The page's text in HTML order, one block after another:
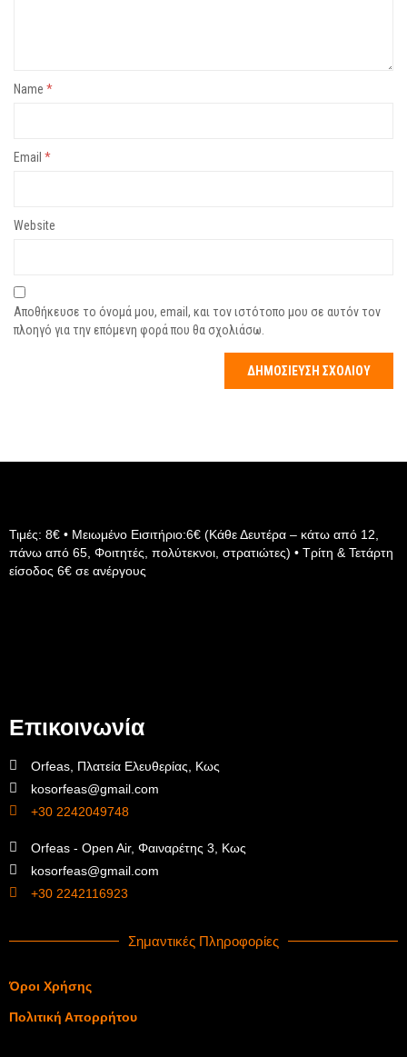
Name *
Email *
Website
Αποθήκευσε το όνομά μου, email, και τον ιστότοπο μου σε αυτόν τον
πλοηγό για την επόμενη φορά που θα σχολιάσω.
Τιμές: 8€ • Μειωμένο Εισιτήριο:6€ (Κάθε Δευτέρα – κάτω από 12,
πάνω από 65, Φοιτητές, πολύτεκνοι, στρατιώτες) • Τρίτη & Τετάρτη
είσοδος 6€ σε ανέργους
Επικοινωνία
Orfeas, Πλατεία Ελευθερίας, Κως
kosorfeas@gmail.com
+30 2242049748
Orfeas - Open Air, Φαιναρέτης 3, Κως
kosorfeas@gmail.com
+30 2242116923
Σημαντικές Πληροφορίες
Όροι Χρήσης
Πολιτική Απορρήτου